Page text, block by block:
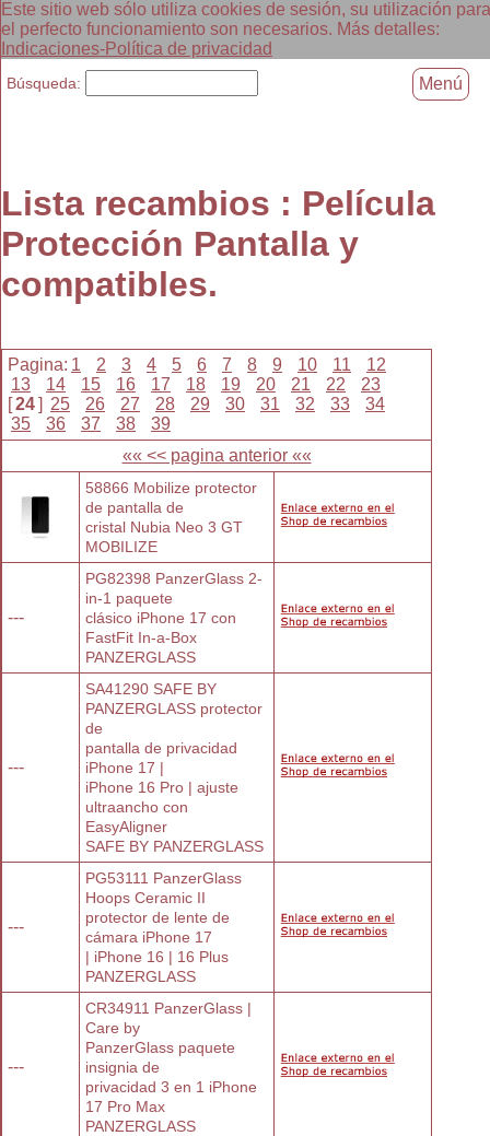
Este sitio web sólo utiliza cookies de sesión, su utilización para
el perfecto funcionamiento son necesarios. Más detalles:
Indicaciones-Política de privacidad
Lista recambios : Película
Protección Pantalla y
compatibles.
Pagina: 1 2 3 4 5 6 7 8 9 10 11
12
13
14 15 16 17 18 19 20 21 22
23
[24] 25 26 27 28 29 30 31 32 33
34
35
36 37 38
39
«« << pagina anterior ««
58866 Mobilize protector
de pantalla de
cristal Nubia Neo 3 GT
MOBILIZE
---
PG82398 PanzerGlass 2-
in-1 paquete
clásico iPhone 17 con
FastFit In-a-Box
PANZERGLASS
---
SA41290 SAFE BY
PANZERGLASS protector
de
pantalla de privacidad
iPhone 17 |
iPhone 16 Pro | ajuste
ultraancho con
EasyAligner
SAFE BY PANZERGLASS
---
PG53111 PanzerGlass
Hoops Ceramic II
protector de lente de
cámara iPhone 17
| iPhone 16 | 16 Plus
PANZERGLASS
---
CR34911 PanzerGlass |
Care by
PanzerGlass paquete
insignia de
privacidad 3 en 1 iPhone
17 Pro Max
PANZERGLASS
Búsqueda: Menú